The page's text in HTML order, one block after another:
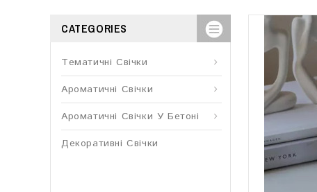
CATEGORIES
Tематичні Свічки
Ароматичні Свічки
Ароматичні Свічки У Бетоні
Декоративні Свічки